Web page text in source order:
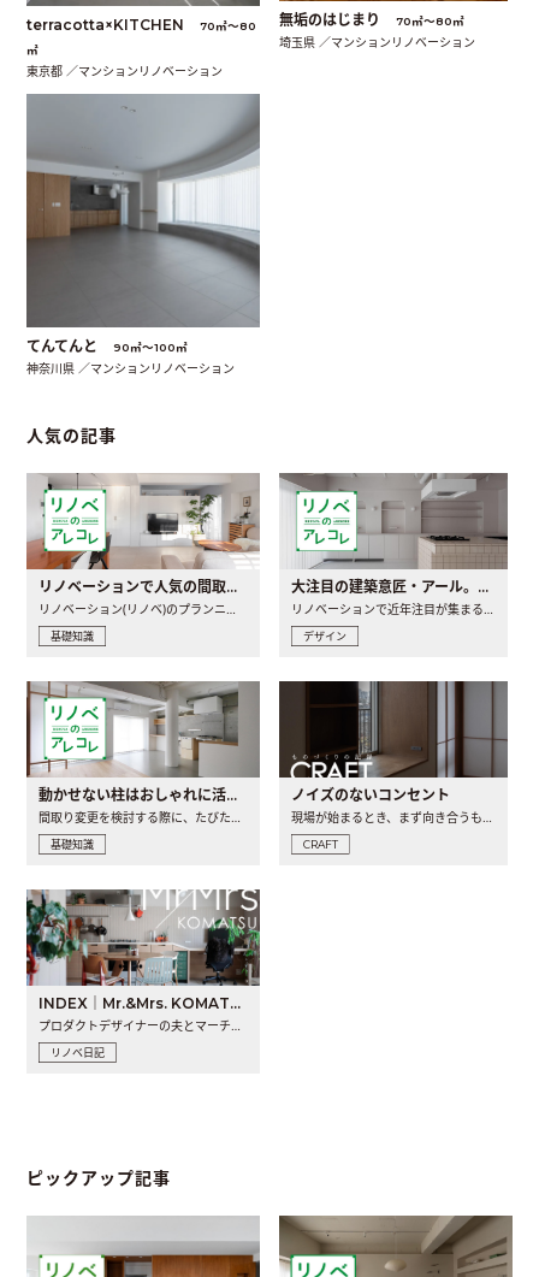
terracotta×KITCHEN
70㎡〜80
㎡
東京都 ／マンションリノベーション
無垢のはじまり 70㎡〜80㎡
埼玉県 ／マンションリノベーション
てんてんと 90㎡〜100㎡
神奈川県 ／マンションリノベーション
人気の記事
リノベーションで人気の間取りとは？トレンドの間取りと実例を徹底解説
リノベーション(リノベ)のプランニングで一番最初に決めるのは..
基礎知識
大注目の建築意匠・アール。人気の理由と空間に取り入れるポイント
リノベーションで近年注目が集まる建築意匠の一つであるアール..
デザイン
動かせない柱はおしゃれに活用！柱を魅せるリノベーション(リノベ)4選
間取り変更を検討する際に、たびたび皆さんの頭を悩ませる動か..
基礎知識
ノイズのないコンセント
現場が始まるとき、まず向き合うものの一つがコンセントです..
CRAFT
INDEX｜Mr.&Mrs. KOMATSU renovation diary
プロダクトデザイナーの夫とマーチャンダイザーの妻が、夫婦で..
リノベ日記
ピックアップ記事